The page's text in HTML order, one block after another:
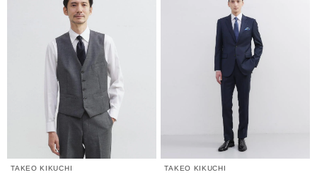
TAKEO KIKUCHI TAKEO KIKUCHI